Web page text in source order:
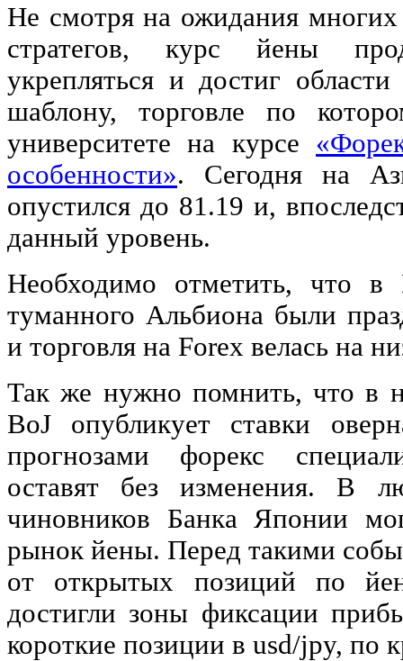
Не смотря на ожидания
стратегов, курс йены
укрепляться и достиг
шаблону, торговле по
университете на курсе
особенности». Сегодня на
опустился до 81.19 и,
данный уровень.
Необходимо отметить, что
туманного Альбиона были
и торговля на Forex велась на
Так же нужно помнить, что в
BoJ опубликует ставки
прогнозами форекс
оставят без изменения. В
чиновников Банка Японии
рынок йены. Перед такими
от открытых позиций по
достигли зоны фиксации
короткие позиции в usd/jpy, по